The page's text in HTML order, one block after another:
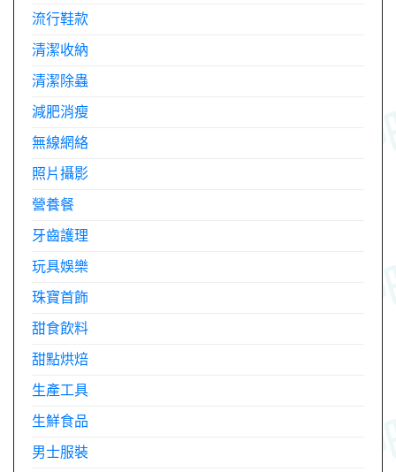
流行鞋款
清潔收納
清潔除蟲
減肥消瘦
無線網絡
照片攝影
營養餐
牙齒護理
玩具娛樂
珠寶首飾
甜食飲料
甜點烘焙
生產工具
生鮮食品
男士服裝